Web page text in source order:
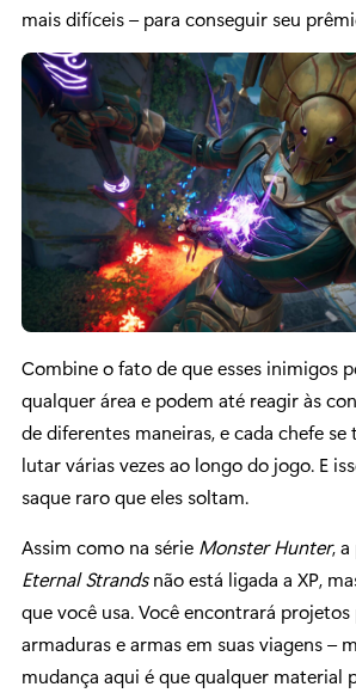
mais difíceis – para conseguir seu
Combine o fato de que esses inimigos
qualquer área e podem até reagir às
de diferentes maneiras, e cada chefe
lutar várias vezes ao longo do jogo. E
saque raro que eles soltam.
Assim como na série Monster Hunter,
Eternal Strandsnão está ligada a XP,
que você usa. Você encontrará projetos
armaduras e armas em suas viagens –
mudança aqui é que qualquer material